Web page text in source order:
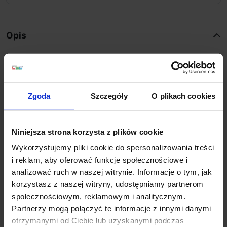
Zgoda Szczegóły O plikach cookies
Niniejsza strona korzysta z plików cookie
Wykorzystujemy pliki cookie do spersonalizowania treści
i reklam, aby oferować funkcje społecznościowe i
analizować ruch w naszej witrynie. Informacje o tym, jak
korzystasz z naszej witryny, udostępniamy partnerom
społecznościowym, reklamowym i analitycznym.
Partnerzy mogą połączyć te informacje z innymi danymi
otrzymanymi od Ciebie lub uzyskanymi podczas
Opis
Nowoczesna lampa podłogowa
MOREE Shark Outdoor
26-02-01
Shark Outdoor
to nowoczesna lampa podłogowa
renomowanej niemieckiej firmyMOREE. Wykonana jest
jakości. Kształtem przypomina płetwę rekina.
Oświetlana jest żarówką typu E27 o max mocy 20W.
Wyposażona jest w czarny kabel zasilający o długości
4,6m. Oryginalny i nietypowy kształt sprawiają, że
lampa ta będzie przyciągała uwagę i będzie pięknym
elementem ozdobnym w każdym pomieszczeniu.
Dzięki podwyższonemu IP44 można ją stosować na
zewnątrz. Doskonale sprawdzi się w ogrodzie, na